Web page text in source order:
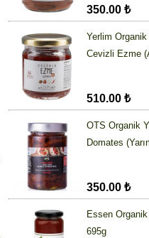
350.00 ₺
Yerlim Organik
Cevizli Ezme
510.00 ₺
OTS Organik
Domates
350.00 ₺
Essen
695g